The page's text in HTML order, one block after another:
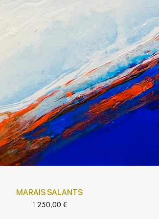
MARAIS SALANTS
Prix
1 250,00 €